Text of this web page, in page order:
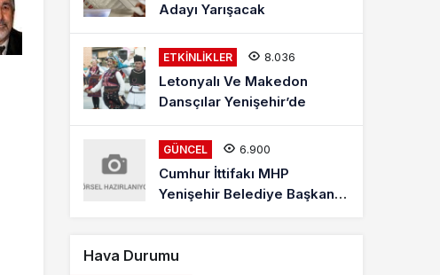
Adayı Yarışacak
ETKINLIKLER 8.036
Letonyalı Ve Makedon
Dansçılar Yenişehir’de
GÜNCEL 6.900
Cumhur İttifakı MHP
Yenişehir Belediye Başkan
Hava Durumu